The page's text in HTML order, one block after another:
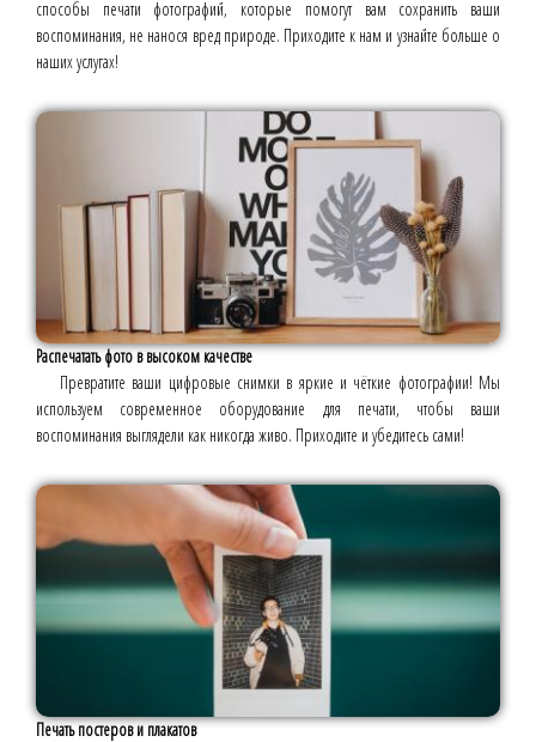
способы печати фотографий, которые помогут вам сохранить ваши
воспоминания, не нанося вред природе. Приходите к нам и узнайте больше о
наших услугах!
Распечатать фото в высоком качестве
Превратите ваши цифровые снимки в яркие и чёткие фотографии! Мы
используем современное оборудование для печати, чтобы ваши
воспоминания выглядели как никогда живо. Приходите и убедитесь сами!
Печать постеров и плакатов